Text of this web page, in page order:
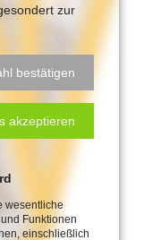
zur
bestätigen
akzeptieren
wesentliche
Funktionen
einschließlich